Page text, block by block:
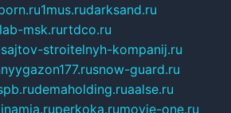
1mus.rudarksand.ru
msk.rurtdco.ru
stroitelnyh-kompanij.ru
snow-guard.ru
demaholding.ruaalse.ru
perkoka.rumovie-one.ru